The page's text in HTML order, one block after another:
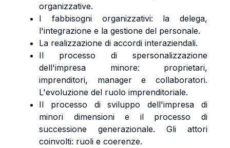
organizzative.
I fabbisogni organizzativi: la delega,
l'integrazione e la gestione del personale.
La realizzazione di accordi interaziendali.
Il processo di spersonalizzazione
dell'impresa minore: proprietari,
imprenditori, manager e collaboratori.
L'evoluzione del ruolo imprenditoriale.
Il processo di sviluppo dell'impresa di
minori dimensioni e il processo di
successione generazionale. Gli attori
coinvolti: ruoli e coerenze.